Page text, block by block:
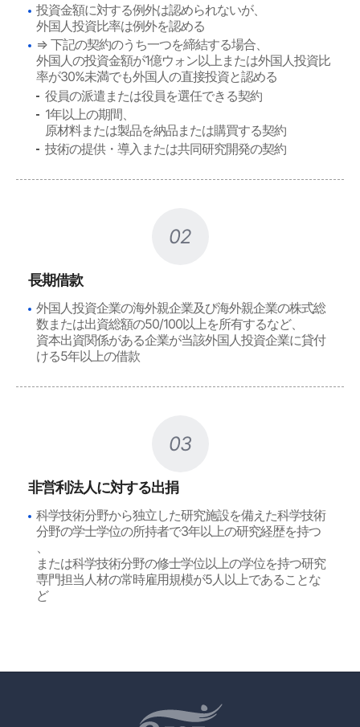
投資金額に対する例外は認められないが、
外国人投資比率は例外を認める
⇒ 下記の契約のうち一つを締結する場合、
外国人の投資金額が1億ウォン以上または外国人投資比
率が30%未満でも外国人の直接投資と認める
役員の派遣または役員を選任できる契約
1年以上の期間、
原材料または製品を納品または購買する契約
技術の提供・導入または共同研究開発の契約
02
長期借款
外国人投資企業の海外親企業及び海外親企業の株式総
数または出資総額の50/100以上を所有するなど、
資本出資関係がある企業が当該外国人投資企業に貸付
ける5年以上の借款
03
非営利法人に対する出捐
科学技術分野から独立した研究施設を備えた科学技術
分野の学士学位の所持者で3年以上の研究経歴を持つ
、
または科学技術分野の修士学位以上の学位を持つ研究
専門担当人材の常時雇用規模が5人以上であることな
ど